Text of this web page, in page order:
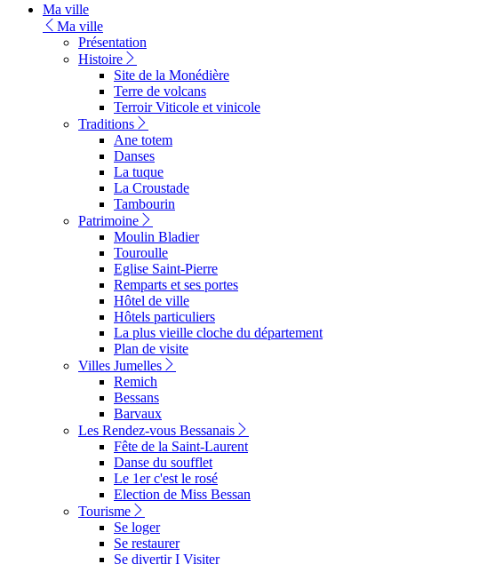
vers
Ma ville
Ma ville
Présentation
Histoire
Site de la Monédière
Terre de volcans
Terroir Viticole et vinicole
Traditions
Ane totem
Danses
La tuque
La Croustade
Tambourin
Patrimoine
Moulin Bladier
Touroulle
Eglise Saint-Pierre
Remparts et ses portes
Hôtel de ville
Hôtels particuliers
La plus vieille cloche du département
Plan de visite
Villes Jumelles
Remich
Bessans
Barvaux
Les Rendez-vous Bessanais
Fête de la Saint-Laurent
Danse du soufflet
Le 1er c'est le rosé
Election de Miss Bessan
Tourisme
Se loger
Se restaurer
Se divertir I Visiter